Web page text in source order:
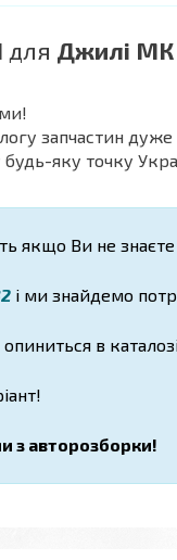
для Джилі МК
запчастин дуже
будь-яку точку
якщо Ви не знаєте
і ми знайдемо
опиниться в
з авторозборки!